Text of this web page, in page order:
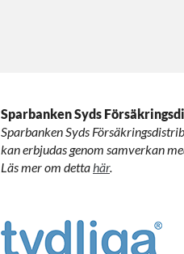
Sparbanken Syds
Sparbanken Syds
kan erbjudas genom samverkan
Läs mer om dettahär.